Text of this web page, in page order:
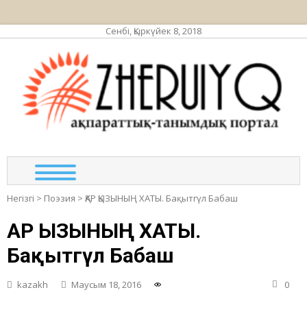
Сенбі, Қыркүйек 8, 2018
Негізгі > Поэзия > ҚАР ҚЫЗЫНЫҢ ХАТЫ. Бақытгүл Бабаш
ҚАР ҚЫЗЫНЫҢ ХАТЫ.
Бақытгүл Бабаш
kazakh Маусым 18, 2016 0